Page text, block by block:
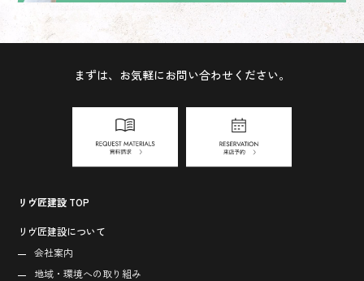
まずは、お気軽にお問い合わせください。
リヴ匠建設 TOP
リヴ匠建設について
会社案内
地域・環境への取り組み